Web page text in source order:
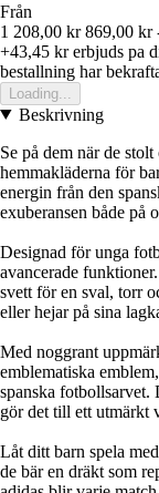
Från
1 208,00 kr 869,00 kr
+43,45 krerbjuds pa
bestallning har
Loading...
Beskrivning
Se på dem när de
hemmakläderna för
energin från den
exuberansen både på
Designad för unga
avancerade
svett för en sval, torr
eller hejar på sina
Med noggrant
emblematiska
spanska fotbollsarvet.
gör det till ett utmärkt
Låt ditt barn spela
de bär en dräkt som